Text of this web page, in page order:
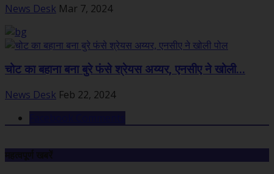
News Desk Mar 7, 2024
चोट का बहाना बना बुरे फंसे श्रेयस अय्यर, एनसीए ने खोली...
News Desk Feb 22, 2024